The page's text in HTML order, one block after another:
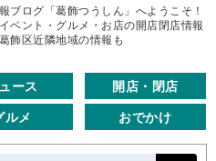
ブログ「葛飾つうしん」へようこそ！
ベント・グルメ・お店の開店閉店情報
飾区近隣地域の情報も
ース 開店・閉店
ルメ おでかけ